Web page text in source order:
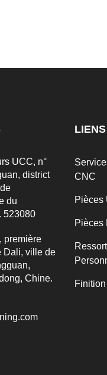
UCC, n°
district
du
523080
première
Dali, ville de
Chine.
CNC
Pièces
Pièces